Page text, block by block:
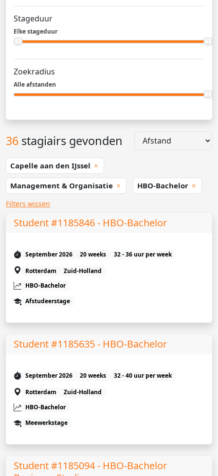
Stageduur
Elke stageduur
Zoekradius
Alle afstanden
36 stagiairs gevonden
Capelle aan den IJssel
Management & Organisatie HBO-Bachelor
Filters wissen
Student #1185846 - HBO-Bachelor
September 2026 20 weeks
32 - 36 uur per week
Rotterdam
Zuid-Holland
HBO-Bachelor
Afstudeerstage
Student #1185635 - HBO-Bachelor
September 2026 20 weeks
32 - 40 uur per week
Rotterdam
Zuid-Holland
HBO-Bachelor
Meewerkstage
Student #1185094 - HBO-Bachelor